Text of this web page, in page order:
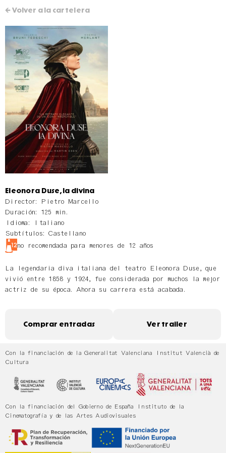
← Volver a la cartelera
Eleonora Duse, la divina
Director: Pietro Marcello
Duración: 125 min.
Idioma: Italiano
Subtítulos: Castellano
no recomendada para menores de 12 años
La legendaria diva italiana del teatro Eleonora Duse, que
vivió entre 1858 y 1924, fue considerada por muchos la mejor
actriz de su época. Ahora su carrera está acabada.
Comprar entradas Ver trailer
Con la financiación de la Generalitat Valenciana Institut Valencià de
Cultura
Con la financiación del Gobierno de España Instituto de la
Cinematografía y de las Artes Audiovisuales